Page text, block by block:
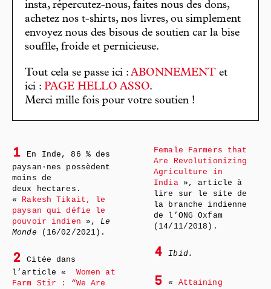
insta, répercutez-nous, faites nous des dons,
achetez nos t-shirts, nos livres, ou simplement
envoyez nous des bisous de soutien car la bise
souffle, froide et pernicieuse.
Tout cela se passe ici : ABONNEMENT et
ici : PAGE HELLO ASSO.
Merci mille fois pour votre soutien !
1
En Inde, 86 % des
paysan·nes possèdent
moins de
deux hectares.
« Rakesh Tikait, le
paysan qui défie le
pouvoir indien », Le
Monde
(16/02/2021).
2
Citée dans
l’article «
Women at
Farm Stir : “We Are
Female Farmers that
Are Revolutionizing
Agriculture in
India», article à
lire sur le site de
la branche indienne
de l’ONG Oxfam
(14/11/2018).
4 Ibid.
5 « Attaining